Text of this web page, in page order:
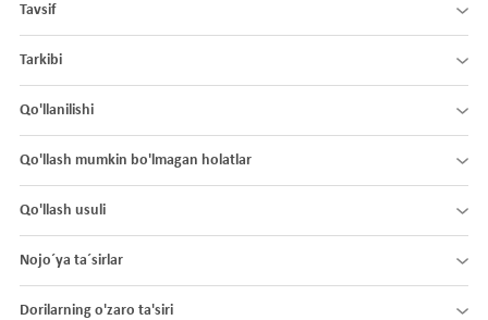
Tavsif
Tarkibi
Qo'llanilishi
Qo'llash mumkin bo'lmagan holatlar
Qo'llash usuli
Nojo´ya ta´sirlar
Dorilarning o'zaro ta'siri